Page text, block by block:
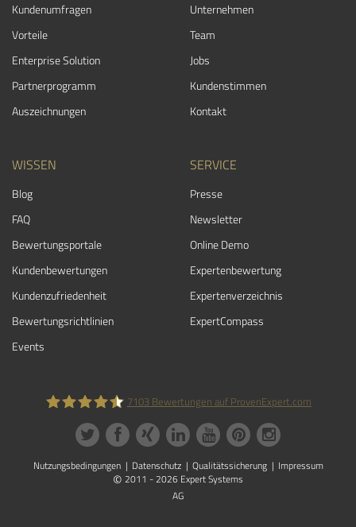
Kundenumfragen
Vorteile
Enterprise Solution
Partnerprogramm
Auszeichnungen
Unternehmen
Team
Jobs
Kundenstimmen
Kontakt
WISSEN
Blog
FAQ
Bewertungsportale
Kundenbewertungen
Kundenzufriedenheit
Bewertungs­richtlinien
Events
SERVICE
Presse
Newsletter
Online Demo
Expertenbewertung
Expertenverzeichnis
ExpertCompass
ProvenExpert.com
7103 Bewertungen auf ProvenExpert.com
Nutzungsbedingungen Datenschutz Qualitätssicherung Impressum
© 2011 - 2026 Expert Systems
AG